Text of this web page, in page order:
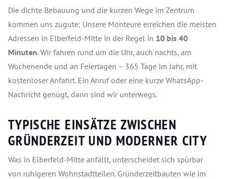
Die dichte Bebauung und die kurzen Wege im Zentrum
kommen uns zugute: Unsere Monteure erreichen die meisten
Adressen in Elberfeld-Mitte in der Regel in 10 bis 40
Minuten. Wir fahren rund um die Uhr, auch nachts, am
Wochenende und an Feiertagen – 365 Tage im Jahr, mit
kostenloser Anfahrt. Ein Anruf oder eine kurze WhatsApp-
Nachricht genügt, dann sind wir unterwegs.
TYPISCHE EINSÄTZE ZWISCHEN
GRÜNDERZEIT UND MODERNER CITY
Was in Elberfeld-Mitte anfällt, unterscheidet sich spürbar
von ruhigeren Wohnstadtteilen. Gründerzeitbauten wie im